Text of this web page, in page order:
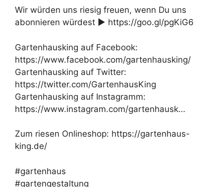
Wir würden uns riesig freuen, wenn Du uns
abonnieren würdest ► https://goo.gl/pgKiG6
Gartenhausking auf Facebook:
https://www.facebook.com/gartenhausking/
Gartenhausking auf Twitter:
https://twitter.com/GartenhausKing
Gartenhausking auf Instagramm:
https://www.instagram.com/gartenhausk…
Zum riesen Onlineshop: https://gartenhaus-
king.de/
#gartenhaus
#gartengestaltung